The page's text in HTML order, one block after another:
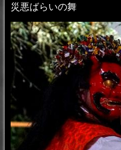
災悪ばらいの舞